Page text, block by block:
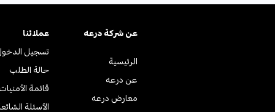
الرئيسية
عن درعه
معارض درعه
عن ﺷﺮﻛﺔ درﻋﻪ
تسجيل
حالة الطلب
قائمة الأمنيات
الأسئلة
عملائنا